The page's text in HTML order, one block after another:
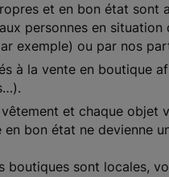
et en bon état sont
personnes en
exemple) ou par nos
à la vente en boutique
et chaque objet
en bon état ne devienne
boutiques sont locales,